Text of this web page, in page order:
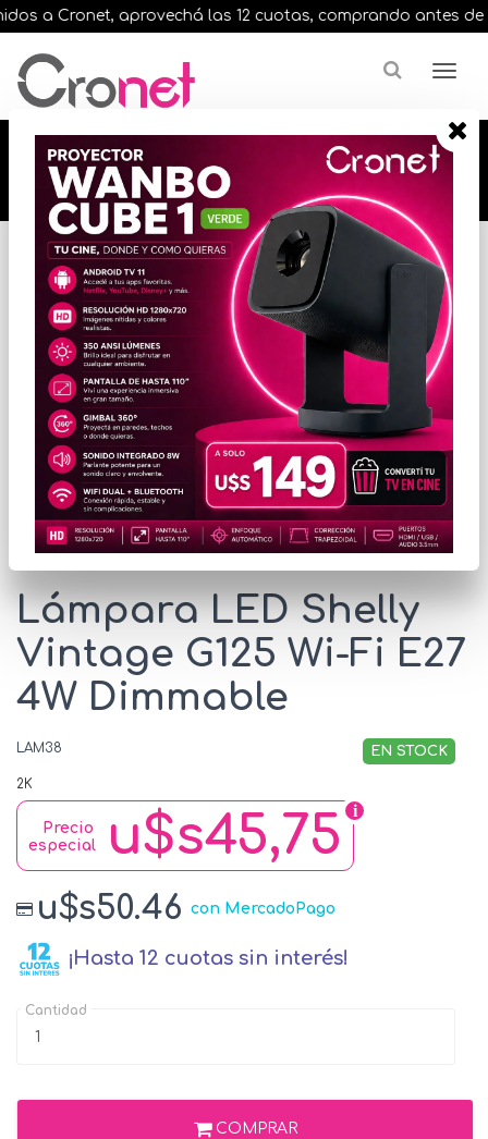
a Cronet, aprovechá las 12 cuotas, comprando antes de
🔥🔥🔥 12 cuotas, en todos nuestros artículos,
comprando antes de las 13 hrs. envíos en el
día 🔥🔥🔥
Inicio VIGILANCIA CCTV
* Las imágenes se exhiben con fines ilustrativos.
Lámpara LED Shelly
Vintage G125 Wi-Fi E27
4W Dimmable
LAM38 EN STOCK
2K
u$s45,75
Precio
especial
u$s50.46 con MercadoPago
¡Hasta 12 cuotas sin interés!
Cantidad
COMPRAR